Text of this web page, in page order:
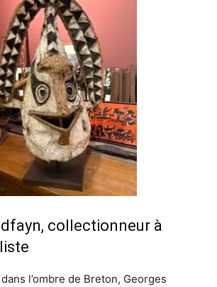
collectionneur à
l’ombre de Breton, Georges